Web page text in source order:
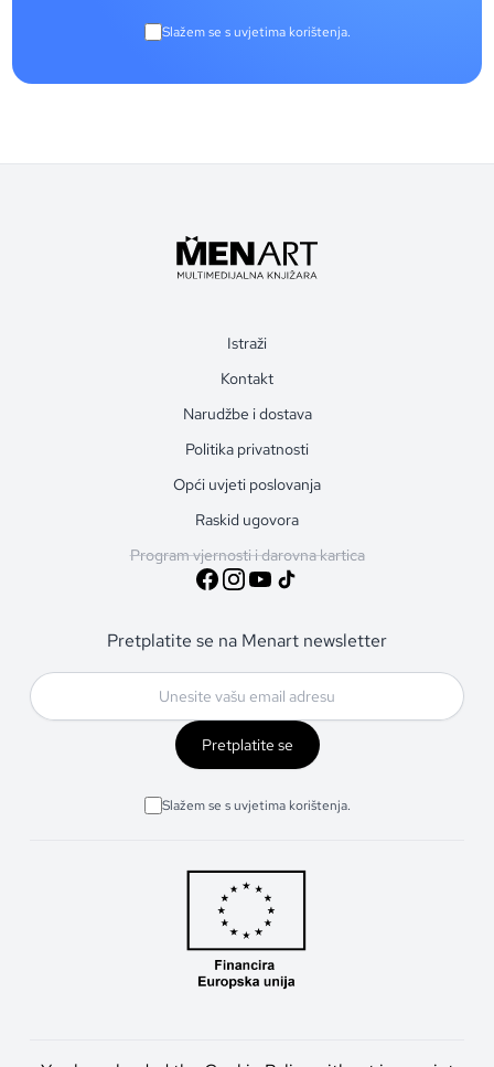
Slažem se s uvjetima korištenja.
Istraži
Kontakt
Narudžbe i dostava
Politika privatnosti
Opći uvjeti poslovanja
Raskid ugovora
Program vjernosti i darovna kartica
Pretplatite se na Menart newsletter
Pretplatite se
Slažem se s uvjetima korištenja.